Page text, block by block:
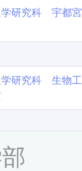
学研究科 宇都宮
学研究科 生物工